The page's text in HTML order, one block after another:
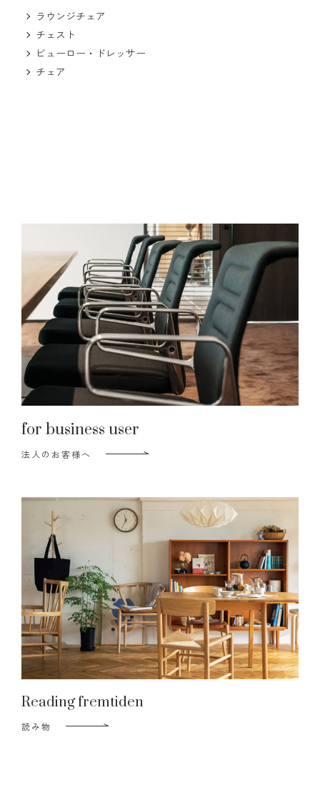
ラウンジチェア
チェスト
ビューロー・ドレッサー
チェア
for business user
法人のお客様へ
Reading fremtiden
読み物